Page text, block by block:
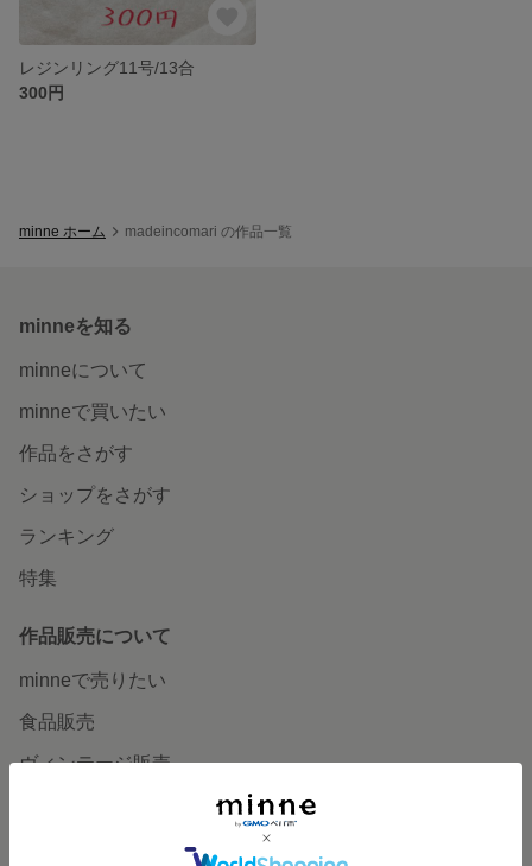
レジンリング11号/13合
300円
minne ホーム madeincomari の作品一覧
minneを知る
minneについて
minneで買いたい
作品をさがす
ショップをさがす
ランキング
特集
作品販売について
minneで売りたい
食品販売
ヴィンテージ販売